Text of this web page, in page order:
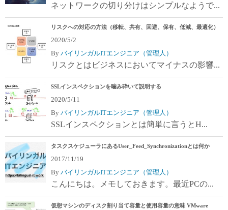
ネットワークの切り分けはシンプルなようで...
リスクへの対応の方法（移転、共有、回避、保有、低減、最適化）
2020/5/2
By バイリンガルITエンジニア（管理人）
リスクとはビジネスにおいてマイナスの影響...
SSLインスペクションを噛み砕いて説明する
2020/5/11
By バイリンガルITエンジニア（管理人）
SSLインスペクションとは簡単に言うとH...
タスクスケジューラにあるUser_Feed_Synchronizationとは何か
2017/11/19
By バイリンガルITエンジニア（管理人）
こんにちは。メモしておきます。最近PCの...
仮想マシンのディスク割り当て容量と使用容量の意味 VMware